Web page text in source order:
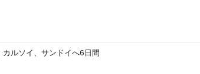
ルソイ、サンドイへ6日間